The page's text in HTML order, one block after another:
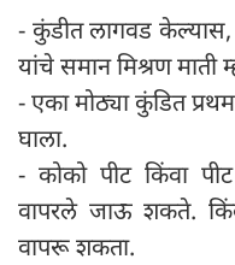
- कुंडीत लागवड केल्यास,
यांचे समान मिश्रण माती
- एका मोठ्या कुंडित
घाला.
- कोको पीट किंवा
वापरले जाऊ शकते.
वापरू शकता.